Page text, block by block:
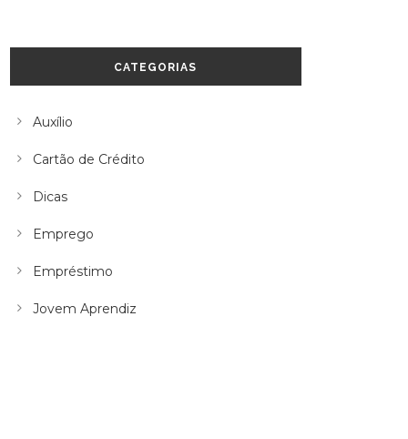
CATEGORIAS
Auxílio
Cartão de Crédito
Dicas
Emprego
Empréstimo
Jovem Aprendiz